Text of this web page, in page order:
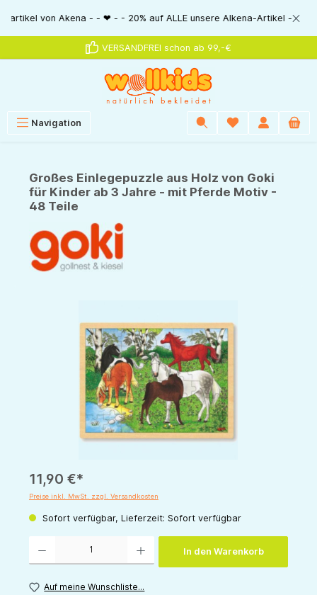
springen
Akena - - ❤ - - 20% auf ALLE unsere Alkena-Artikel - - ❤ - -
VERSANDFREI schon ab 99,-€
Navigation
Großes Einlegepuzzle aus Holz von Goki
für Kinder ab 3 Jahre - mit Pferde Motiv -
48 Teile
11,90 €*
Preise inkl. MwSt. zzgl. Versandkosten
Sofort verfügbar, Lieferzeit: Sofort verfügbar
In den Warenkorb
Auf meine Wunschliste...